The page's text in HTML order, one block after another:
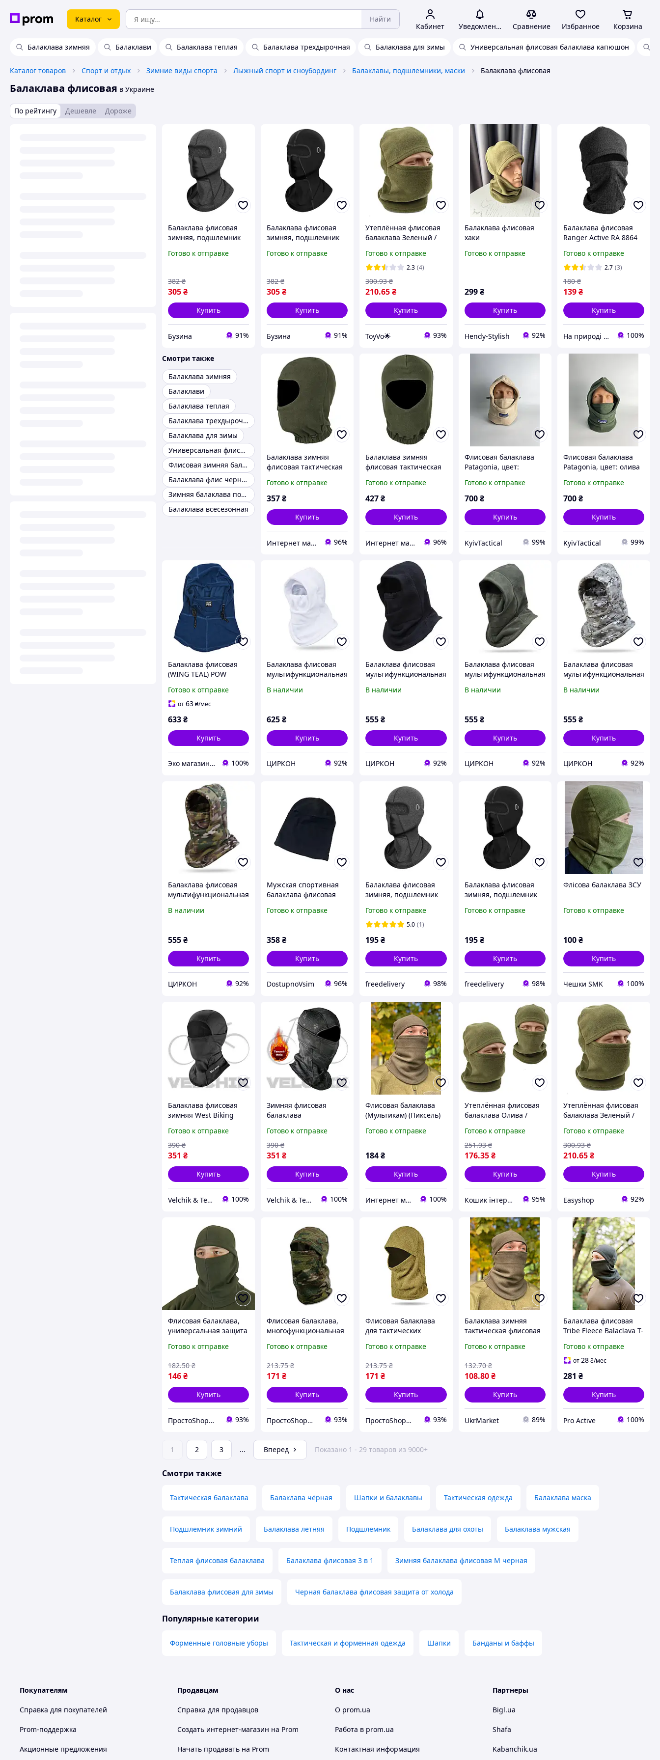
Каталог Найти
Кабинет Уведомления Сравнение Избранное Корзина
Балаклава зимняя Балаклави Балаклава теплая Балаклава трехдырочная Балаклава для зимы Универсальная флисовая балаклава капюшон
Каталог товаров Спорт и отдых Зимние виды спорта Лыжный спорт и сноубординг Балаклавы, подшлемники, маски Балаклава флисовая
Балаклава флисовая в Украине
По рейтингу Дешевле Дороже
Балаклава флисовая
зимняя, подшлемник
темно-серая buzyna
Готово к отправке
305₴
382 ₴
Купить
Бузина 91%
Балаклава флисовая
зимняя, подшлемник
черная buzyna
Готово к отправке
305₴
382 ₴
Купить
Бузина 91%
Утеплённая флисовая
балаклава Зеленый /
Балаклава зимняя /
Подшлемник флисовый
Готово к отправке
2.3 (4)
210.65₴
300.93 ₴
Купить
ToyVo🌟 93%
Балаклава флисовая
хаки
Готово к отправке
299 ₴
Купить
Hendy-Stylish 92%
Балаклава флисовая
Ranger Active RA 8864
лыжников под шлем
Рейнджер
Готово к отправке
2.7 (3)
139₴
180 ₴
Купить
На природі | Інтернет магазин 100%
Смотри также
Балаклава зимняя
Балаклави
Балаклава теплая
Балаклава трехдырочная
Балаклава для зимы
Универсальная флисовая балаклава капюшон
Флисовая зимняя балаклава
Балаклава флис черная
Зимняя балаклава подшлемник
Балаклава всесезонная
Балаклава зимняя
флисовая тактическая
Готово к отправке
357₴
Купить
Интернет магазин Постелюшка (Домашний текстиль, сумки, товары для дома и отдыха) 96%
Балаклава зимняя
флисовая тактическая
Готово к отправке
427₴
Купить
Интернет магазин Постелюшка (Домашний текстиль, сумки, товары для дома и отдыха) 96%
Флисовая балаклава
Patagonia, цвет:
Готово к отправке
700 ₴
Купить
KyivTactical 99%
Флисовая балаклава
Patagonia, цвет: олива
Готово к отправке
700₴
Купить
KyivTactical 99%
Балаклава флисовая
(WING TEAL) POW
Готово к отправке
от63₴/мес
633₴
Купить
Эко магазин ЗОЖ товаров для здоровья, красоты и спорта - Экомедик - ecomedik 100%
Балаклава флисовая
мультифункциональная
на фиксаторах Зимний
В наличии
625₴
Купить
ЦИРКОН 92%
Балаклава флисовая
мультифункциональная
на фиксаторах Черная
В наличии
555₴
Купить
ЦИРКОН 92%
Балаклава флисовая
мультифункциональная
на фиксаторах Олива
В наличии
555 ₴
Купить
ЦИРКОН 92%
Балаклава флисовая
мультифункциональная
на фиксаторах Зимний
В наличии
555₴
Купить
ЦИРКОН 92%
Балаклава флисовая
мультифункциональная
на фиксаторах
В наличии
555₴
Купить
ЦИРКОН 92%
Мужская спортивная
балаклава флисовая
Готово к отправке
358₴
Купить
DostupnoVsim 96%
Балаклава флисовая
зимняя, подшлемник
темно-серая
Готово к отправке
5.0 (1)
195₴
Купить
freedelivery 98%
Балаклава флисовая
зимняя, подшлемник
черная
Готово к отправке
195 ₴
Купить
freedelivery 98%
Флісова балаклава ЗСУ
Готово к отправке
100₴
Купить
Чешки SMK 100%
Балаклава флисовая
зимняя West Biking
Готово к отправке
351 ₴
390 ₴
Купить
Velchik & Teanin 100%
Зимняя флисовая
балаклава
(подшлемник)
Готово к отправке
351 ₴
390 ₴
Купить
Velchik & Teanin 100%
Флисовая балаклава
(Мультикам) (Пиксель)
Готово к отправке
184₴
Купить
Интернет магазин Surprise.in.ua 100%
Утеплённая флисовая
балаклава Олива /
Балаклава зимняя /
Подшлемник флисовый
Готово к отправке
176.35 ₴
251.93 ₴
Купить
Кошик інтернет магазин 95%
Утеплённая флисовая
балаклава Зеленый /
Балаклава зимняя /
Подшлемник флисовый
Готово к отправке
210.65₴
300.93 ₴
Купить
Easyshop 92%
Флисовая балаклава,
универсальная защита
для холодной погоды и
Готово к отправке
146₴
182.50 ₴
Купить
ПростоShop🛒 - онлайн магазин простых товаров💡 93%
Флисовая балаклава,
многофункциональная
военной службы и
Готово к отправке
171 ₴
213.75 ₴
Купить
ПростоShop🛒 - онлайн магазин простых товаров💡 93%
Флисовая балаклава
для тактических
холода и ветра,
любых условиях
Готово к отправке
171 ₴
213.75 ₴
Купить
ПростоShop🛒 - онлайн магазин простых товаров💡 93%
Балаклава зимняя
тактическая флисовая
военных теплая шапка
холода ветра
Готово к отправке
108.80 ₴
132.70 ₴
Купить
UkrMarket 89%
Балаклава флисовая
Tribe Fleece Balaclava T-
Готово к отправке
от28₴/мес
281 ₴
Купить
Pro Active 100%
1 2 3 ... Вперед Показано 1 - 29 товаров из 9000+
Смотри также
Тактическая балаклава Балаклава чёрная Шапки и балаклавы Тактическая одежда Балаклава маска
Подшлемник зимний Балаклава летняя Подшлемник Балаклава для охоты Балаклава мужская
Теплая флисовая балаклава Балаклава флисовая 3 в 1 Зимняя балаклава флисовая M черная
Балаклава флисовая для зимы Черная балаклава флисовая защита от холода
Популярные категории
Форменные головные уборы Тактическая и форменная одежда Шапки Банданы и баффы
Покупателям
Справка для покупателей
Prom-поддержка
Акционные предложения
Продавцам
Справка для продавцов
Создать интернет-магазин на Prom
Начать продавать на Prom
О нас
О prom.ua
Работа в prom.ua
Контактная информация
Партнеры
Bigl.ua
Shafa
Kabanchik.ua